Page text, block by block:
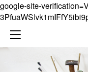
google-site-